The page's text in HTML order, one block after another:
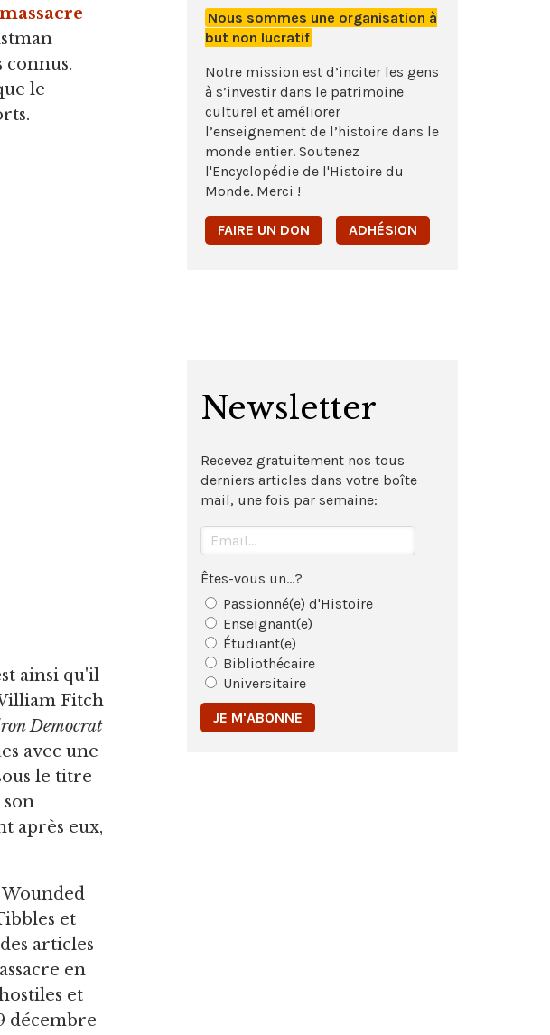
massacre
connus.
le
ainsi qu'il
Fitch
Democrat
avec une
le titre
son
après eux,
et
articles
en
et
décembre
Nous sommes une organisation à
but non lucratif
Notre mission est d’inciter les gens
à s’investir dans le patrimoine
culturel et améliorer
l’enseignement de l’histoire dans le
monde entier. Soutenez
l'Encyclopédie de l'Histoire du
Monde. Merci !
FAIRE UN DON ADHÉSION
Newsletter
Recevez gratuitement nos tous
derniers articles dans votre boîte
mail, une fois par semaine:
Êtes-vous un...?
Passionné(e) d'Histoire
Enseignant(e)
Étudiant(e)
Bibliothécaire
Universitaire